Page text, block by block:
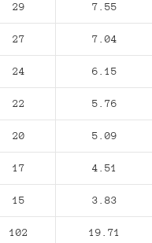
29 7.55
27 7.04
24 6.15
22 5.76
20 5.09
17 4.51
15 3.83
102 19.71